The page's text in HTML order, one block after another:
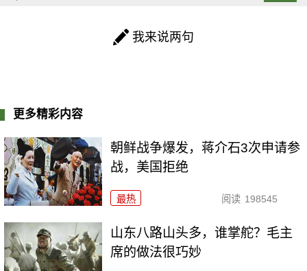
我来说两句
更多精彩内容
朝鲜战争爆发，蒋介石3次申请参
战，美国拒绝
最热 阅读 198545
山东八路山头多，谁掌舵？毛主
席的做法很巧妙